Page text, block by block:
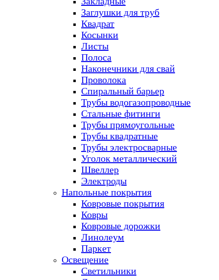
Заглушки для труб
Квадрат
Косынки
Листы
Полоса
Наконечники для свай
Проволока
Спиральный барьер
Трубы водогазопроводные
Стальные фитинги
Трубы прямоугольные
Трубы квадратные
Трубы электросварные
Уголок металлический
Швеллер
Электроды
Напольные покрытия
Ковровые покрытия
Ковры
Ковровые дорожки
Линолеум
Паркет
Освещение
Светильники